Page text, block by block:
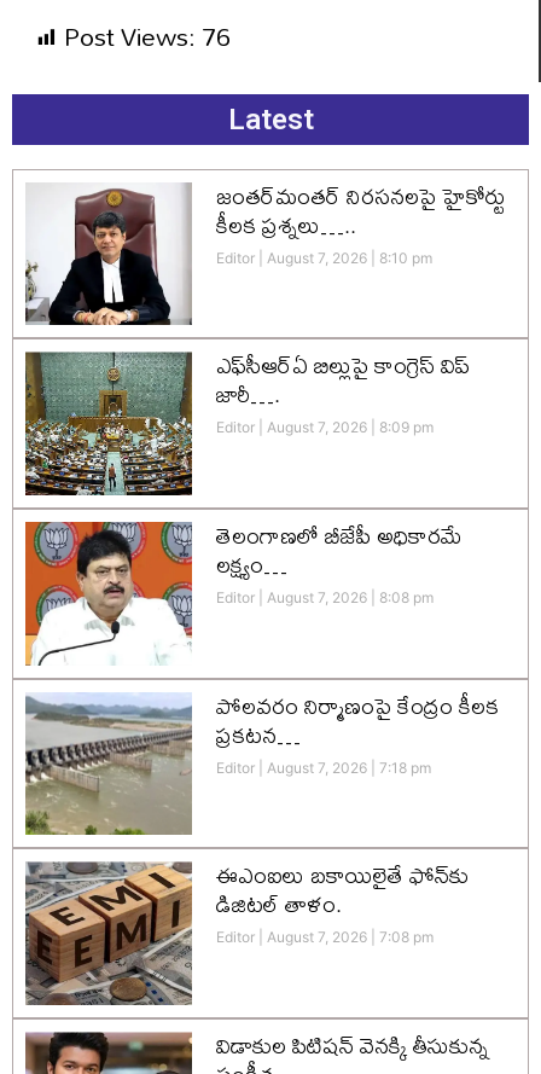
Post Views:76
Latest
జంతర్‌మంతర్ నిరసనలపై హైకోర్టు
కీలక ప్రశ్నలు…..
Editor August 7, 2026 8:10 pm
ఎఫ్‌సీఆర్‌ఏ బిల్లుపై కాంగ్రెస్ విప్
జారీ….
Editor August 7, 2026 8:09 pm
తెలంగాణలో బీజేపీ అధికారమే
లక్ష్యం…
Editor August 7, 2026 8:08 pm
పోలవరం నిర్మాణంపై కేంద్రం కీలక
ప్రకటన…
Editor August 7, 2026 7:18 pm
ఈఎంఐలు బకాయిలైతే ఫోన్‌కు
డిజిటల్ తాళం.
Editor August 7, 2026 7:08 pm
విడాకుల పిటిషన్ వెనక్కి తీసుకున్న